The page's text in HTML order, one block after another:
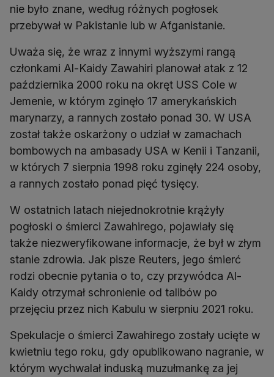
nie było znane, według różnych pogłosek
przebywał w Pakistanie lub w Afganistanie.
Uważa się, że wraz z innymi wyższymi rangą
członkami Al-Kaidy Zawahiri planował atak z 12
października 2000 roku na okręt USS Cole w
Jemenie, w którym zginęło 17 amerykańskich
marynarzy, a rannych zostało ponad 30. W USA
został także oskarżony o udział w zamachach
bombowych na ambasady USA w Kenii i Tanzanii,
w których 7 sierpnia 1998 roku zginęły 224 osoby,
a rannych zostało ponad pięć tysięcy.
W ostatnich latach niejednokrotnie krążyły
pogłoski o śmierci Zawahirego, pojawiały się
także niezweryfikowane informacje, że był w złym
stanie zdrowia. Jak pisze Reuters, jego śmierć
rodzi obecnie pytania o to, czy przywódca Al-
Kaidy otrzymał schronienie od talibów po
przejęciu przez nich Kabulu w sierpniu 2021 roku.
Spekulacje o śmierci Zawahirego zostały ucięte w
kwietniu tego roku, gdy opublikowano nagranie, w
którym wychwalał induską muzułmankę za jej